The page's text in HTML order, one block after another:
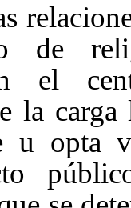
de
el
la
u opta